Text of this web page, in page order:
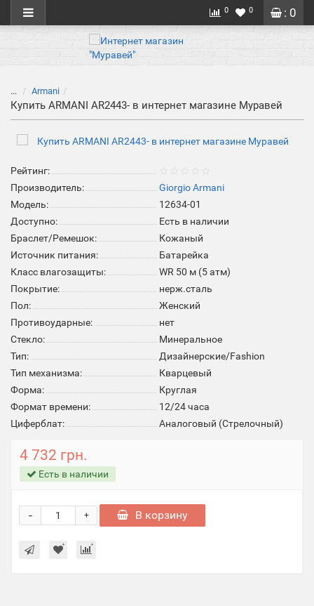
: 0
0 0
... Armani
Купить ARMANI AR2443- в интернет магазине Муравей
Рейтинг:
Производитель:
Giorgio Armani
Модель:
12634-01
Доступно:
Есть в наличии
Браслет/Ремешок:
Кожаный
Источник питания:
Батарейка
Класс влагозащиты:
WR 50 м (5 атм)
Покрытие:
нерж.сталь
Пол:
Женский
Противоударные:
нет
Стекло:
Минеральное
Тип:
Дизайнерские/Fashion
Тип механизма:
Кварцевый
Форма:
Круглая
Формат времени:
12/24 часа
Циферблат:
Аналоговый (Стрелочный)
4 732 грн.
Есть в наличии
+
- В корзину